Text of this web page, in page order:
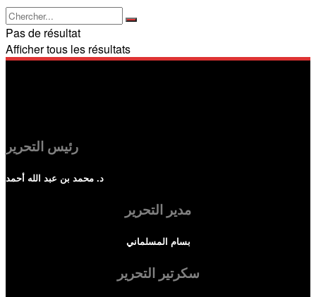
Pas de résultat
Afficher tous les résultats
رئيس التحرير
د. محمد بن عبد الله أحمد
مدير التحرير
بسام المسلماني
سكرتير التحرير